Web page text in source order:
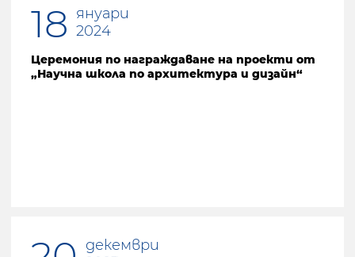
18 януари
2024
Церемония по награждаване на проекти от
„Научна школа по архитектура и дизайн“
декември